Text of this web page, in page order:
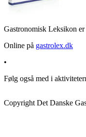
Gastronomisk Leksikon
Online på gastrolex.dk
•
Følg også med i
Copyright Det Danske